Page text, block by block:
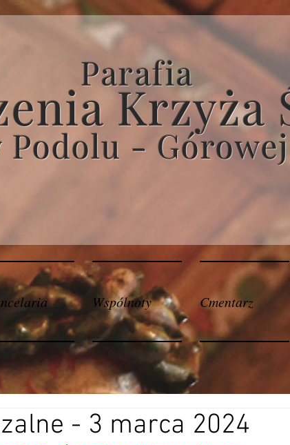
Parafia
Krzyża
Podolu - Górowej
Wspólnoty Cmentarz
- 3 marca 2024